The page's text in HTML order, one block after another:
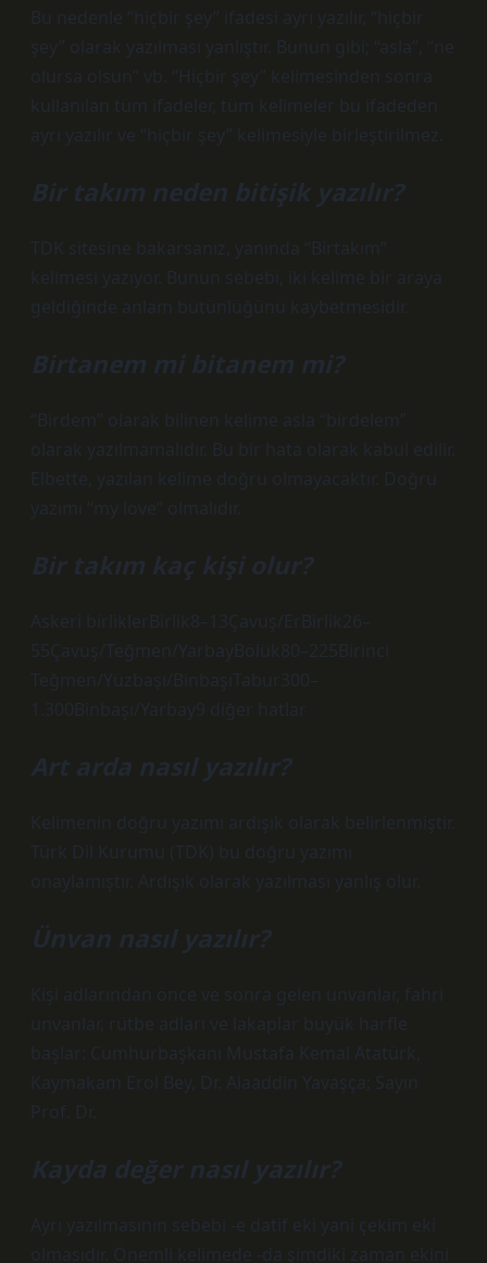
Bu nedenle “hiçbir şey” ifadesi ayrı yazılır, “hiçbir
şey” olarak yazılması yanlıştır. Bunun gibi; “asla”, “ne
olursa olsun” vb. “Hiçbir şey” kelimesinden sonra
kullanılan tüm ifadeler, tüm kelimeler bu ifadeden
ayrı yazılır ve “hiçbir şey” kelimesiyle birleştirilmez.
Bir takım neden bitişik yazılır?
TDK sitesine bakarsanız, yanında “Birtakım”
kelimesi yazıyor. Bunun sebebi, iki kelime bir araya
geldiğinde anlam bütünlüğünü kaybetmesidir.
Birtanem mi bitanem mi?
“Birdem” olarak bilinen kelime asla “birdelem”
olarak yazılmamalıdır. Bu bir hata olarak kabul edilir.
Elbette, yazılan kelime doğru olmayacaktır. Doğru
yazımı “my love” olmalıdır.
Bir takım kaç kişi olur?
Askeri birliklerBirlik8–13Çavuş/ErBirlik26–
55Çavuş/Teğmen/YarbayBölük80–225Birinci
Teğmen/Yüzbaşı/BinbaşıTabur300–
1.300Binbaşı/Yarbay9 diğer hatlar
Art arda nasıl yazılır?
Kelimenin doğru yazımı ardışık olarak belirlenmiştir.
Türk Dil Kurumu (TDK) bu doğru yazımı
onaylamıştır. Ardışık olarak yazılması yanlış olur.
Ünvan nasıl yazılır?
Kişi adlarından önce ve sonra gelen unvanlar, fahri
unvanlar, rütbe adları ve lakaplar büyük harfle
başlar: Cumhurbaşkanı Mustafa Kemal Atatürk,
Kaymakam Erol Bey, Dr. Alaaddin Yavaşça; Sayın
Prof. Dr.
Kayda değer nasıl yazılır?
Ayrı yazılmasının sebebi -e datif eki yani çekim eki
olmasıdır. Önemli kelimede -da şimdiki zaman ekini